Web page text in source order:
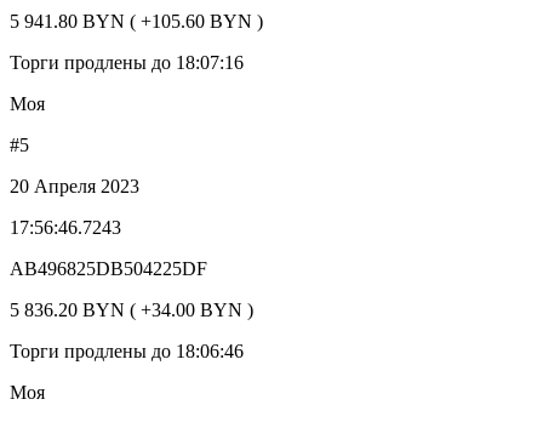
5 941.80 BYN ( +105.60 BYN )
Торги продлены до 18:07:16
Моя
#5
20 Апреля 2023
17:56:46.7243
AB496825DB504225DF
5 836.20 BYN ( +34.00 BYN )
Торги продлены до 18:06:46
Моя